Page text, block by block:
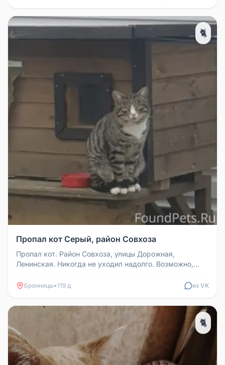
🐈
Пропал кот Серый, район Совхоза
Пропал кот. Район Совхоза, улицы Дорожная,
Ленинская. Никогда не уходил надолго. Возможно,
Бронницы•119 д из VK
🐈